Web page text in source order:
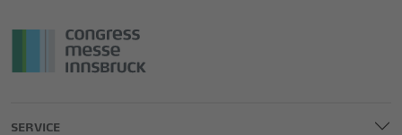
SERVICE